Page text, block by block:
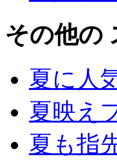
その他の
夏に人
夏映え
夏も指